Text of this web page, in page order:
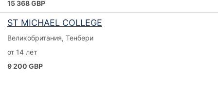
15 368 GBP
ST MICHAEL COLLEGE
Великобритания, Тенбери
от 14 лет
9 200 GBP